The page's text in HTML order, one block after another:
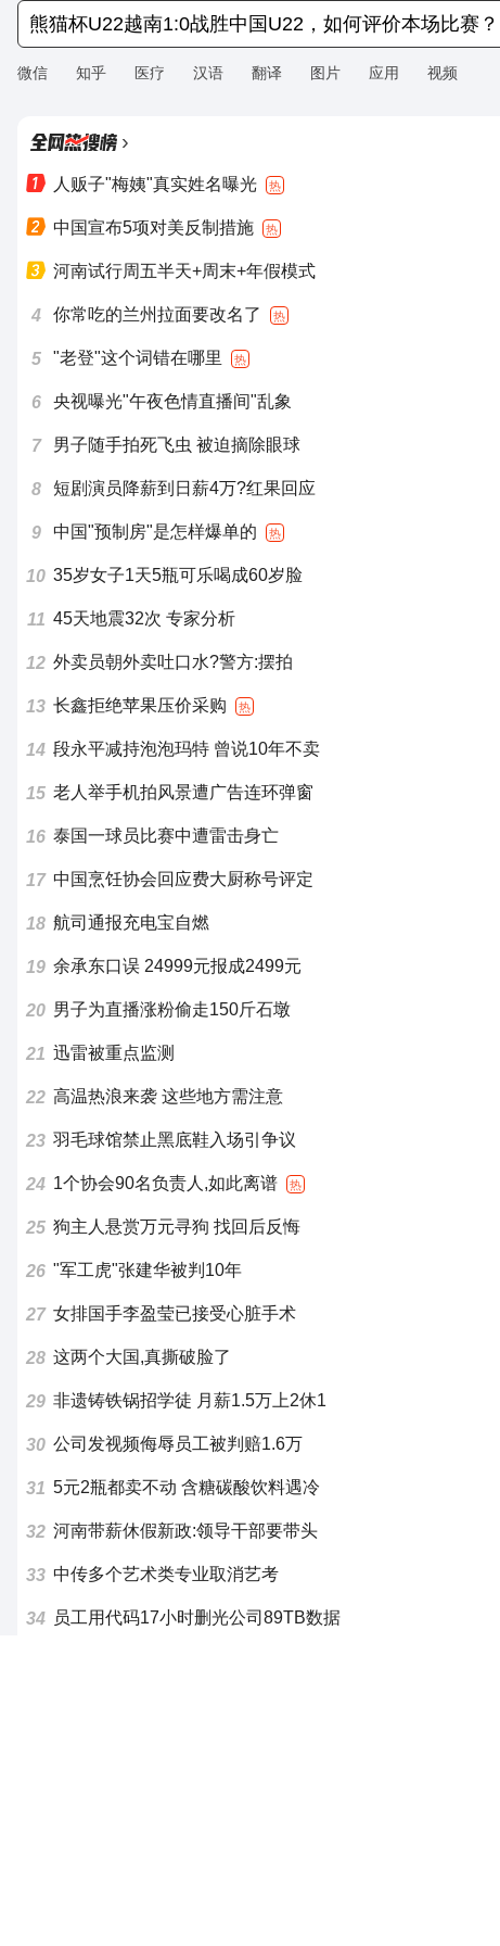
微信 知乎 医疗 汉语 翻译 图片 应用 视频
›
人贩子"梅姨"真实姓名曝光 热
中国宣布5项对美反制措施 热
河南试行周五半天+周末+年假模式
4 你常吃的兰州拉面要改名了 热
5 "老登"这个词错在哪里 热
6 央视曝光"午夜色情直播间"乱象
7 男子随手拍死飞虫 被迫摘除眼球
8 短剧演员降薪到日薪4万?红果回应
9 中国"预制房"是怎样爆单的 热
10 35岁女子1天5瓶可乐喝成60岁脸
11 45天地震32次 专家分析
12 外卖员朝外卖吐口水?警方:摆拍
13 长鑫拒绝苹果压价采购 热
14 段永平减持泡泡玛特 曾说10年不卖
15 老人举手机拍风景遭广告连环弹窗
16 泰国一球员比赛中遭雷击身亡
17 中国烹饪协会回应费大厨称号评定
18 航司通报充电宝自燃
19 余承东口误 24999元报成2499元
20 男子为直播涨粉偷走150斤石墩
21 迅雷被重点监测
22 高温热浪来袭 这些地方需注意
23 羽毛球馆禁止黑底鞋入场引争议
24 1个协会90名负责人,如此离谱 热
25 狗主人悬赏万元寻狗 找回后反悔
26 "军工虎"张建华被判10年
27 女排国手李盈莹已接受心脏手术
28 这两个大国,真撕破脸了
29 非遗铸铁锅招学徒 月薪1.5万上2休1
30 公司发视频侮辱员工被判赔1.6万
31 5元2瓶都卖不动 含糖碳酸饮料遇冷
32 河南带薪休假新政:领导干部要带头
33 中传多个艺术类专业取消艺考
34 员工用代码17小时删光公司89TB数据